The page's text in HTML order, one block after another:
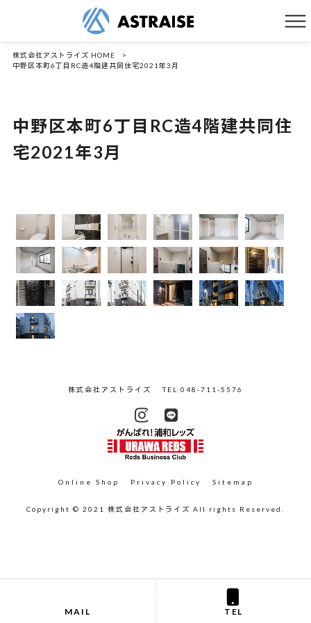
株式会社アストライズ HOME
>
中野区本町6丁目RC造4階建共同住宅2021年3月
中野区本町6丁目RC造4階建共同住
宅2021年3月
株式会社アストライズ TEL:048-711-5576
Online Shop Privacy Policy Sitemap
Copyright © 2021 株式会社アストライズ All rights Reserved.
MAIL TEL